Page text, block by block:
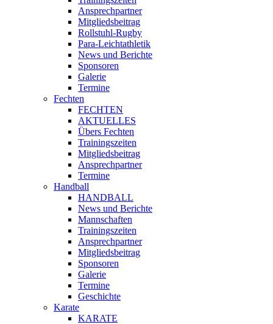
Ansprechpartner
Mitgliedsbeitrag
Rollstuhl-Rugby
Para-Leichtathletik
News und Berichte
Sponsoren
Galerie
Termine
Fechten
FECHTEN
AKTUELLES
Übers Fechten
Trainingszeiten
Mitgliedsbeitrag
Ansprechpartner
Termine
Handball
HANDBALL
News und Berichte
Mannschaften
Trainingszeiten
Ansprechpartner
Mitgliedsbeitrag
Sponsoren
Galerie
Termine
Geschichte
Karate
KARATE